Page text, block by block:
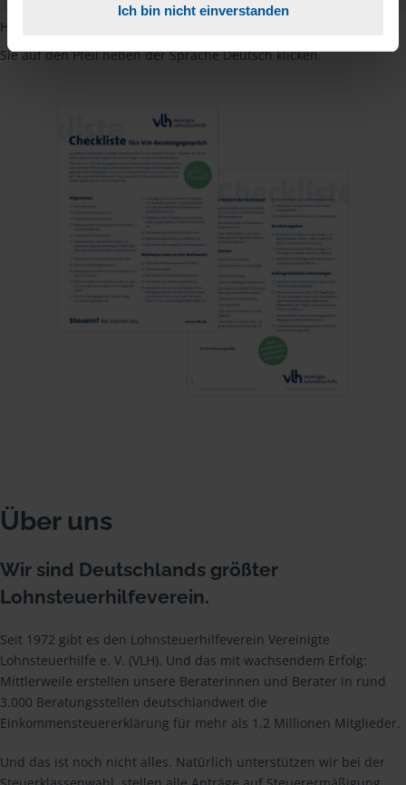
Ich bin nicht einverstanden
Hinweis: Übersetzungen in mehreren Sprachen finden Sie, wenn
Sie auf den Pfeil neben der Sprache Deutsch klicken.
Über uns
Wir sind Deutschlands größter
Lohnsteuerhilfeverein.
Seit 1972 gibt es den Lohnsteuerhilfeverein Vereinigte
Lohnsteuerhilfe e. V. (VLH). Und das mit wachsendem Erfolg:
Mittlerweile erstellen unsere Beraterinnen und Berater in rund
3.000 Beratungsstellen deutschlandweit die
Einkommensteuererklärung für mehr als 1,2 Millionen Mitglieder.
Und das ist noch nicht alles. Natürlich unterstützen wir bei der